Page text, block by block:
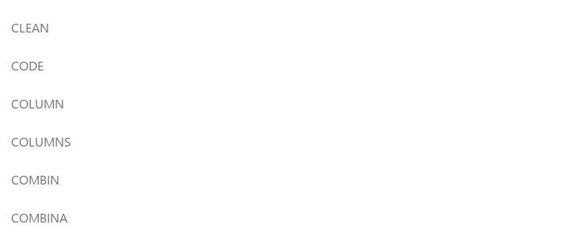
CLEAN
CODE
COLUMN
COLUMNS
COMBIN
COMBINA